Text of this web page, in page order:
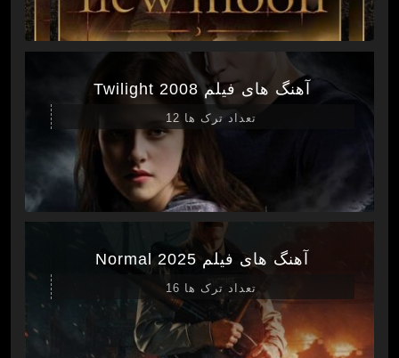
آهنگ های فیلم Twilight 2008
تعداد ترک ها 12
آهنگ های فیلم Normal 2025
تعداد ترک ها 16